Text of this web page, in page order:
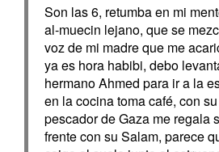
Son las 6, retumba en mi
al-muecin lejano, que se
voz de mi madre que me
ya es hora habibi, debo
hermano Ahmed para ir a la
en la cocina toma café, con
pescador de Gaza me regala
frente con su Salam, parece